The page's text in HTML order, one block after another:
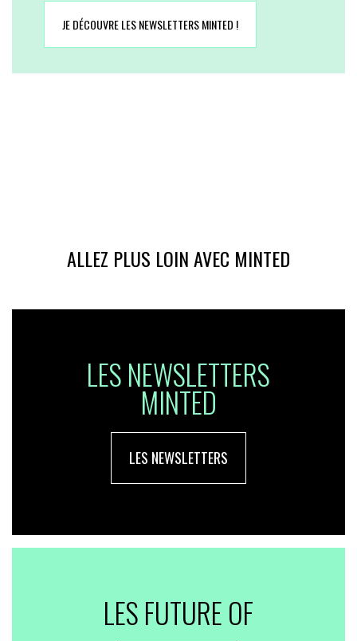
JE DÉCOUVRE LES NEWSLETTERS MINTED !
ALLEZ PLUS LOIN AVEC MINTED
LES NEWSLETTERS
MINTED
LES NEWSLETTERS
LES FUTURE OF